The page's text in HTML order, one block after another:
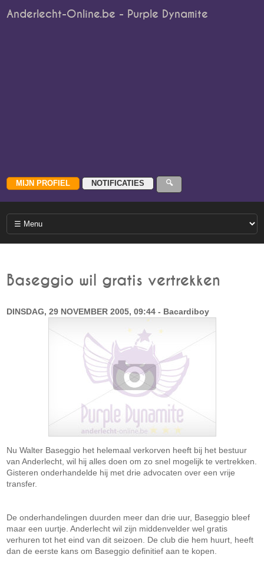
Anderlecht-Online.be - Purple Dynamite
Baseggio wil gratis vertrekken
DINSDAG, 29 NOVEMBER 2005, 09:44 - Bacardiboy
Nu Walter Baseggio het helemaal verkorven heeft bij het bestuur
van Anderlecht, wil hij alles doen om zo snel mogelijk te vertrekken.
Gisteren onderhandelde hij met drie advocaten over een vrije
transfer.
De onderhandelingen duurden meer dan drie uur, Baseggio bleef
maar een uurtje. Anderlecht wil zijn middenvelder wel gratis
verhuren tot het eind van dit seizoen. De club die hem huurt, heeft
dan de eerste kans om Baseggio definitief aan te kopen.